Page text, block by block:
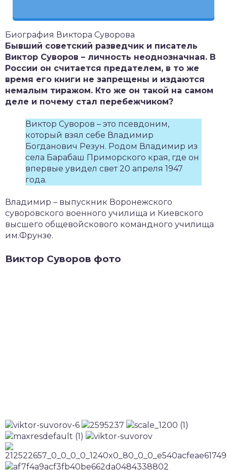
Биография Виктора Суворова
Бывший советский разведчик и писатель
Виктор Суворов – личность неоднозначная. В
России он считается предателем, в то же
время его книги не запрещены и издаются
немалым тиражом. Кто же он такой на самом
деле и почему стал перебежчиком?
Виктор Суворов – это псевдоним,
который взял себе Владимир
Богданович Резун. Родом Владимир из
села Барабаш Приморского края, где он
впервые увидел свет 20 апреля 1947
года.
Владимир – выпускник Воронежского
суворовского военного училища и Киевского
высшего общевойскового командного училища
им.Фрунзе.
Виктор Суворов фото